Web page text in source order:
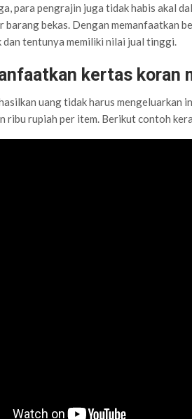
para pengrajin juga tidak habis akal
barang bekas. Dengan memanfaatkan
dan tentunya memiliki nilai jual tinggi.
kertas koran
uang tidak harus mengeluarkan
ribu rupiah per item. Berikut contoh